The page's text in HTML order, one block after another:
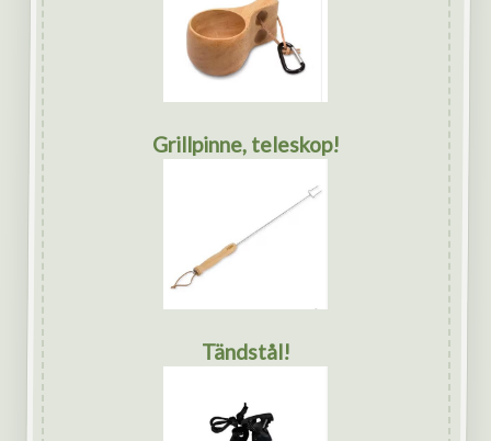
Grillpinne, teleskop!
Tändstål!